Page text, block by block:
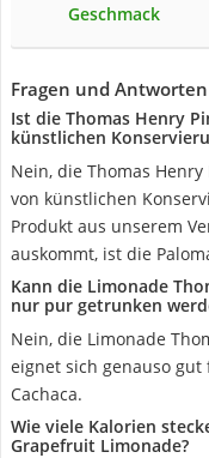
Geschmack
Fragen und
Ist die Thomas Henry
künstlichen
Nein, die Thomas
von künstlichen
Produkt aus unserem
auskommt, ist die
Kann die Limonade
nur pur getrunken
Nein, die Limonade
eignet sich genauso
Cachaca.
Wie viele Kalorien
Grapefruit Limonade?